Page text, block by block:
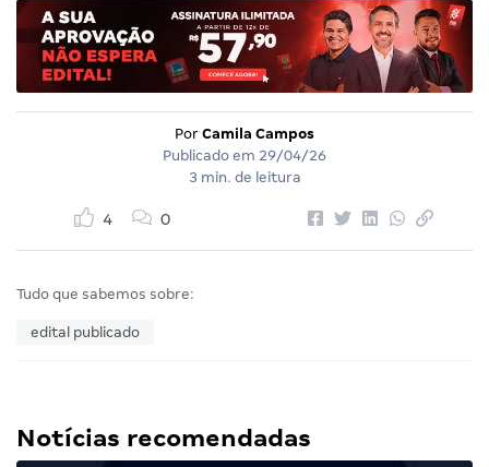
Por Camila Campos
Publicado em 29/04/26
3 min. de leitura
4 0
Tudo que sabemos sobre:
edital publicado
Notícias recomendadas